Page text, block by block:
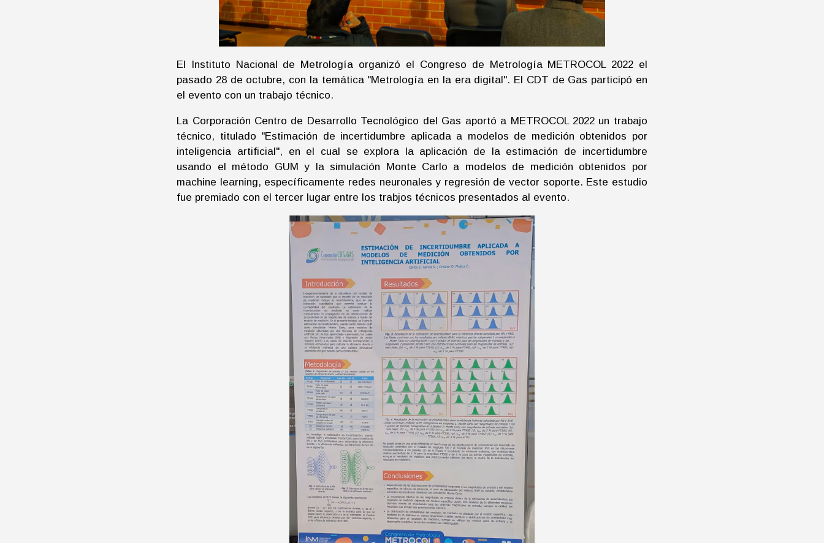
El Instituto Nacional de Metrología organizó el Congreso de Metrología METROCOL 2022 el
pasado 28 de octubre, con la temática "Metrología en la era digital". El CDT de Gas participó en
el evento con un trabajo técnico.
La Corporación Centro de Desarrollo Tecnológico del Gas aportó a METROCOL 2022 un trabajo
técnico, titulado "Estimación de incertidumbre aplicada a modelos de medición obtenidos por
inteligencia artificial", en el cual se explora la aplicación de la estimación de incertidumbre
usando el método GUM y la simulación Monte Carlo a modelos de medición obtenidos por
machine learning, específicamente redes neuronales y regresión de vector soporte. Este estudio
fue premiado con el tercer lugar entre los trabjos técnicos presentados al evento.